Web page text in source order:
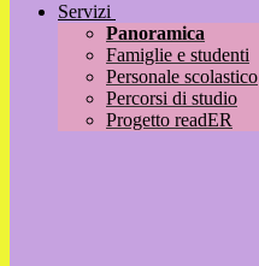
Servizi
Panoramica
Famiglie e studenti
Personale scolastico
Percorsi di studio
Progetto readER